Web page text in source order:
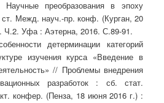
Научные преобразования в эпоху
ст. Межд. науч.-пр. конф. (Курган, 20
Ч.2. Уфа : Аэтерна, 2016. С.89-91.
детерминации категорий
изучения курса «Введение в
// Проблемы внедрения
разработок : сб. стат.
конфер. (Пенза, 18 июня 2016 г.) :